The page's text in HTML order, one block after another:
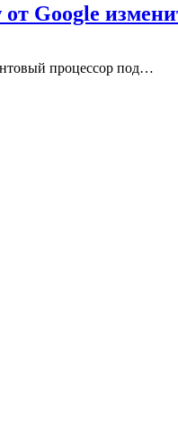
Google
процессор под…